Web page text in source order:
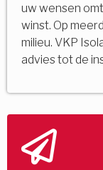
uw wensen
winst. Op
milieu. VKP
advies tot de